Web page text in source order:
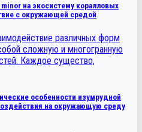
на экосистему коралловых
с окружающей средой
различных форм
сложную и многогранную
Каждое существо,
особенности изумрудной
на окружающую среду